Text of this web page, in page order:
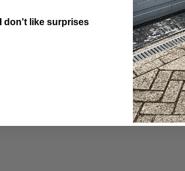
don't like surprises